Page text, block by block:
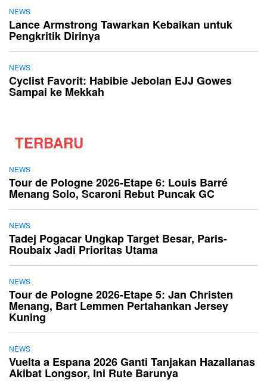
NEWS
Lance Armstrong Tawarkan Kebaikan untuk
Pengkritik Dirinya
NEWS
Cyclist Favorit: Habibie Jebolan EJJ Gowes
Sampai ke Mekkah
TERBARU
NEWS
Tour de Pologne 2026-Etape 6: Louis Barré
Menang Solo, Scaroni Rebut Puncak GC
NEWS
Tadej Pogacar Ungkap Target Besar, Paris-
Roubaix Jadi Prioritas Utama
NEWS
Tour de Pologne 2026-Etape 5: Jan Christen
Menang, Bart Lemmen Pertahankan Jersey
Kuning
NEWS
Vuelta a Espana 2026 Ganti Tanjakan Hazallanas
Akibat Longsor, Ini Rute Barunya